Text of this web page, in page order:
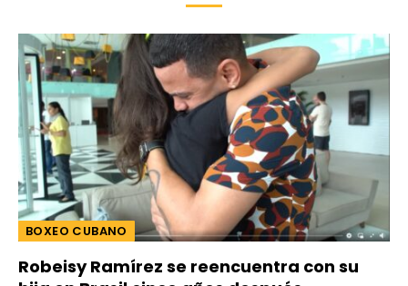
BOXEO CUBANO
Robeisy Ramírez se reencuentra con su